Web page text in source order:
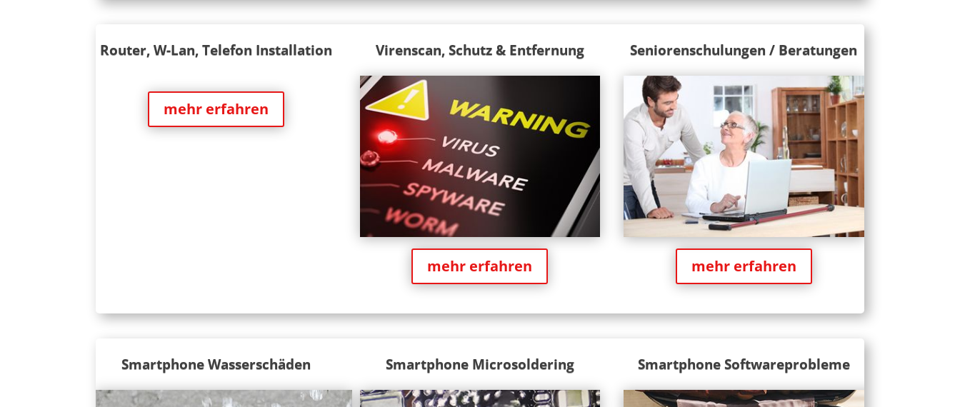
Router, W-Lan, Telefon Installation
mehr erfahren
Virenscan, Schutz & Entfernung
mehr erfahren
Seniorenschulungen / Beratungen
mehr erfahren
Smartphone Wasserschäden Smartphone Microsoldering Smartphone Softwareprobleme